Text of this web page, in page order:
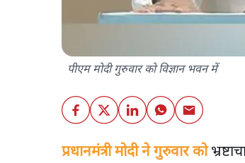
पीएम मोदी गुरुवार को विज्ञान भवन में
प्रधानमंत्री मोदी ने गुरुवार को